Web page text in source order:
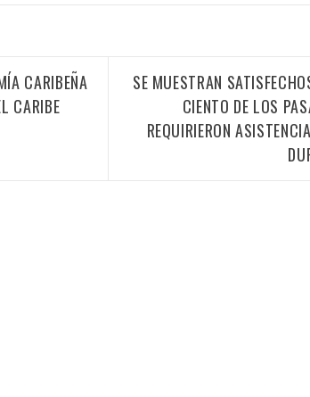
CARIBEÑA
CARIBE
SE MUESTRAN
CIENTO DE LOS
REQUIRIERON